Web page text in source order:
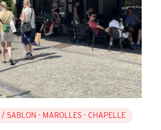
/ SABLON - MAROLLES - CHAPELLE